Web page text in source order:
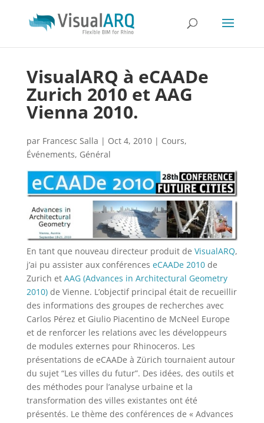
VisualARQ à eCAADe
Zurich 2010 et AAG
Vienna 2010.
par Francesc Salla | Oct 4, 2010| Cours,
Événements, Général
En tant que nouveau directeur produit de VisualARQ,
j’ai pu assister aux conférences eCAADe 2010de
Zurich et AAG (Advances in Architectural Geometry
2010)de Vienne. L’objectif principal était de recueillir
des informations des groupes de recherches avec
Carlos Pérez et Giulio Piacentino de McNeel Europe
et de renforcer les relations avec les développeurs
de modules externes pour Rhinoceros. Les
présentations de eCAADe à Zürich tournaient autour
du sujet “Les villes du futur”. Des idées, des outils et
des méthodes pour l’analyse urbaine et la
transformation des villes existantes ont été
présentés. Le thème des conférences de « Advances